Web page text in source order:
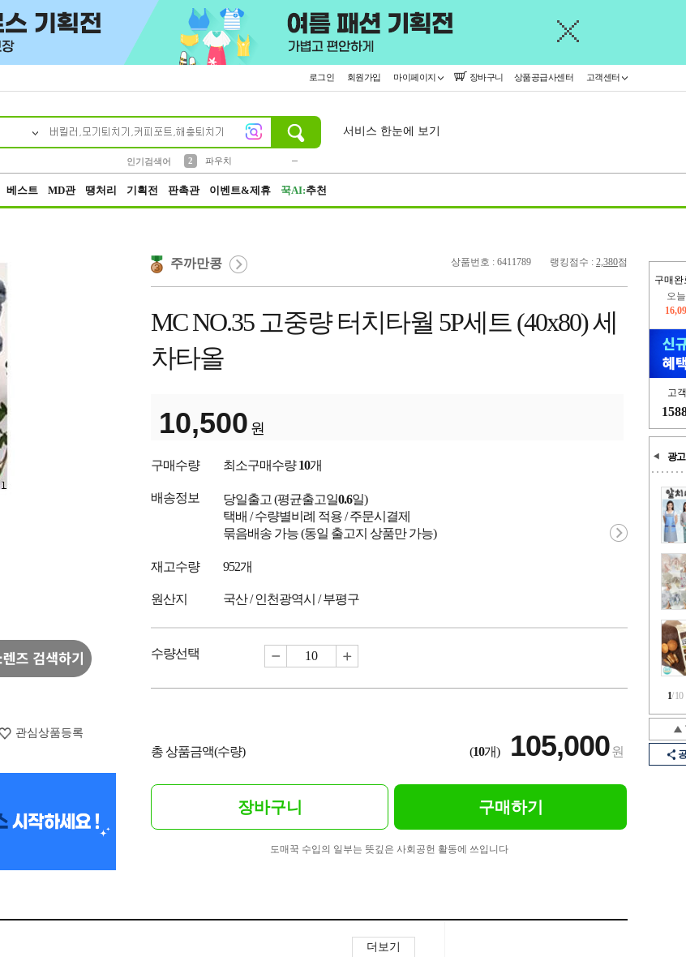
로그인 회원가입 마이페이지 장바구니 상품공급사센터 고객센터
인기검색어
2
파우치
서비스 한눈에 보기
베스트 MD관 땡처리 기획전 판촉관 이벤트&제휴 꾹AI:추천
구매완
오
고
광고
1/10
관심상품등록
상품번호 : 6411789 랭킹점수 : 2,380점
주까만콩
MC NO.35 고중량 터치타월 5P세트 (40x80) 세
차타올
10,500 원
구매수량 최소구매수량10개
배송정보 당일출고 (평균출고일0.6일)
택배 / 수량별비례 적용 / 주문시결제
묶음배송 가능 (동일 출고지 상품만 가능)
재고수량 952개
원산지 국산 / 인천광역시 / 부평구
수량선택
총 상품금액(수량) (10개) 105,000원
장바구니 구매하기
도매꾹 수입의 일부는 뜻깊은 사회공헌 활동에 쓰입니다
더보기